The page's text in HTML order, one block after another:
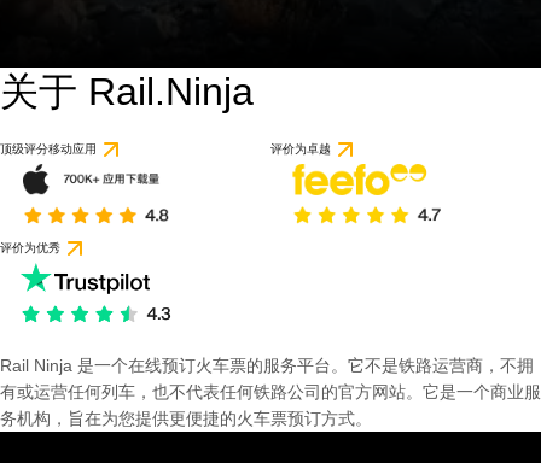
关于 Rail.Ninja
顶级评分移动应用 评价为卓越
评价为优秀
Rail Ninja 是一个在线预订火车票的服务平台。它不是铁路运营商，不拥
有或运营任何列车，也不代表任何铁路公司的官方网站。它是一个商业服
务机构，旨在为您提供更便捷的火车票预订方式。